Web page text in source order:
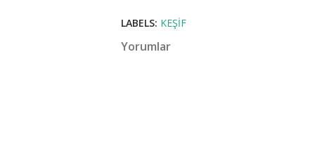
LABELS: KEŞIF
Yorumlar